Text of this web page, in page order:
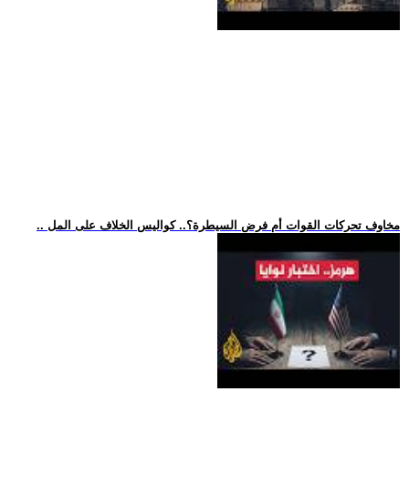
.. مخاوف تحركات القوات أم فرض السيطرة؟.. كواليس الخلاف على المل